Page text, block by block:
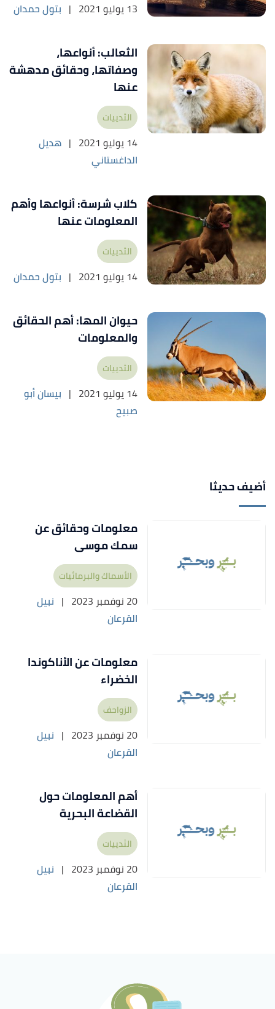
13 يوليو 2021 | بتول حمدان
الثعالب: أنواعها،
وصفاتها، وحقائق مدهشة
عنها
الثدييات
14 يوليو 2021 | هديل
الداغستاني
كلاب شرسة: أنواعها وأهم
المعلومات عنها
الثدييات
14 يوليو 2021 | بتول حمدان
حيوان المها: أهم الحقائق
والمعلومات
الثدييات
14 يوليو 2021 | بيسان أبو
صبيح
أضيف حديثا
معلومات وحقائق عن
سمك موسى
الأسماك والبرمائيات
20 نوفمبر 2023 | نبيل
القرعان
معلومات عن الأناكوندا
الخضراء
الزواحف
20 نوفمبر 2023 | نبيل
القرعان
أهم المعلومات حول
القضاعة البحرية
الثدييات
20 نوفمبر 2023 | نبيل
القرعان